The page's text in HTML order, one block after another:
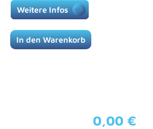
Weitere Infos
In den Warenkorb
Regulärer Preis:
0,00 €